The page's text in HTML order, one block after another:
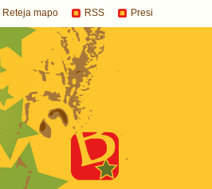
Reteja mapo RSS Presi